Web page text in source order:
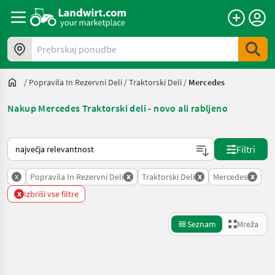
Prebrskaj ponudbe
/ Popravila In Rezervni Deli /Traktorski Deli / Mercedes
Nakup Mercedes Traktorski deli - novo ali rabljeno
Tako je razvrščeno na Landwirt.com
Filtri
x Popravila In Rezervni Deli x Traktorski Deli x Mercedes x
x Izbriši vse filtre
Seznam Mreža